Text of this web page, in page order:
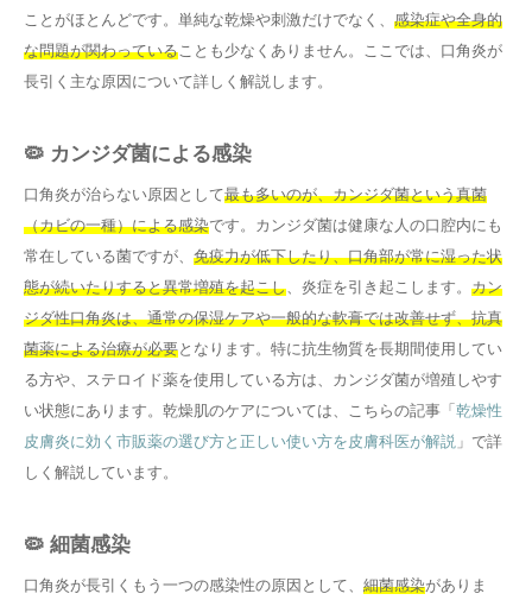
ことがほとんどです。単純な乾燥や刺激だけでなく、 感染症や全身的
な問題が関わっていることも少なくありません。ここでは、口角炎が
長引く主な原因について詳しく解説します。
🦠 カンジダ菌による感染
口角炎が治らない原因として最も多いのが、カンジダ菌という真菌
（カビの一種）による感染です。カンジダ菌は健康な人の口腔内にも
常在している菌ですが、 免疫力が低下したり、口角部が常に湿った状
態が続いたりすると異常増殖を起こし、炎症を引き起こします。 カン
ジダ性口角炎は、通常の保湿ケアや一般的な軟膏では改善せず、抗真
菌薬による治療が必要となります。特に抗生物質を長期間使用してい
る方や、ステロイド薬を使用している方は、カンジダ菌が増殖しやす
い状態にあります。乾燥肌のケアについては、こちらの記事「 乾燥性
皮膚炎に効く市販薬の選び方と正しい使い方を皮膚科医が解説 」で詳
しく解説しています。
🦠 細菌感染
口角炎が長引くもう一つの感染性の原因として、 細菌感染がありま